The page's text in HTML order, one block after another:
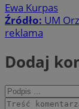
Ewa Kurpas
Źródło: UM
reklama
Dodaj